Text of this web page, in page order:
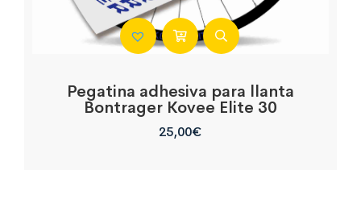
Pegatina adhesiva para llanta
Bontrager Kovee Elite 30
25,00€